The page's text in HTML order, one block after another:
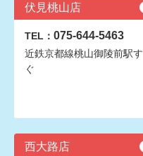
伏見桃山店
TEL： 075-644-5463
近鉄京都線桃山御陵前駅す
ぐ
西大路店